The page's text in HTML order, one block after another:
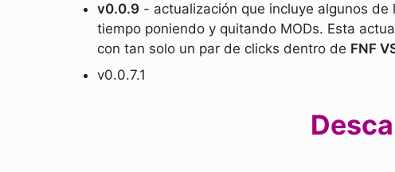
v0.0.9 - actualización que incluye algunos
tiempo poniendo y quitando MODs. Esta
con tan solo un par de clicks dentro de FNF
v0.0.7.1